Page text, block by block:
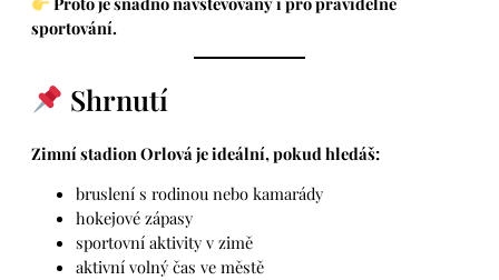
sportování.
Shrnutí
Zimní stadion Orlová je ideální, pokud hledáš:
bruslení s rodinou nebo kamarády
hokejové zápasy
sportovní aktivity v zimě
aktivní volný čas ve městě